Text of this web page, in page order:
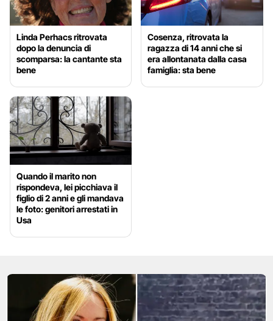
Linda Perhacs ritrovata
dopo la denuncia di
scomparsa: la cantante sta
bene
Cosenza, ritrovata la
ragazza di 14 anni che si
era allontanata dalla casa
famiglia: sta bene
Quando il marito non
rispondeva, lei picchiava il
figlio di 2 anni e gli mandava
le foto: genitori arrestati in
Usa